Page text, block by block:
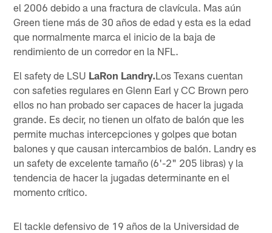
el 2006 debido a una fractura de clavícula. Mas aún
Green tiene más de 30 años de edad y esta es la edad
que normalmente marca el inicio de la baja de
rendimiento de un corredor en la NFL.
El safety de LSU LaRon Landry.Los Texans cuentan
con safeties regulares en Glenn Earl y CC Brown pero
ellos no han probado ser capaces de hacer la jugada
grande. Es decir, no tienen un olfato de balón que les
permite muchas intercepciones y golpes que botan
balones y que causan intercambios de balón. Landry es
un safety de excelente tamaño (6'-2" 205 libras) y la
tendencia de hacer la jugadas determinante en el
momento crítico.
El tackle defensivo de 19 años de la Universidad de